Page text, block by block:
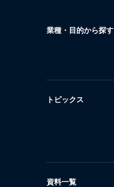
業種・目的から探す
トピックス
資料一覧